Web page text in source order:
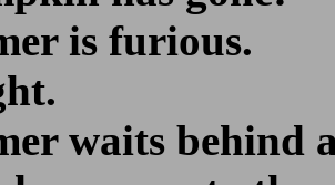
is furious.
waits behind